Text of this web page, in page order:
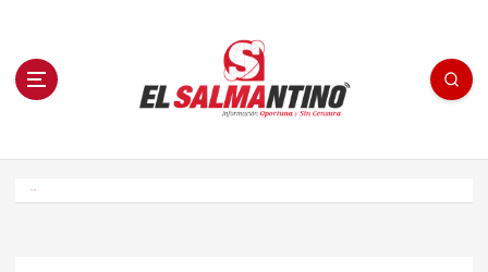
n El Salmantino - medios/noticias/editorial